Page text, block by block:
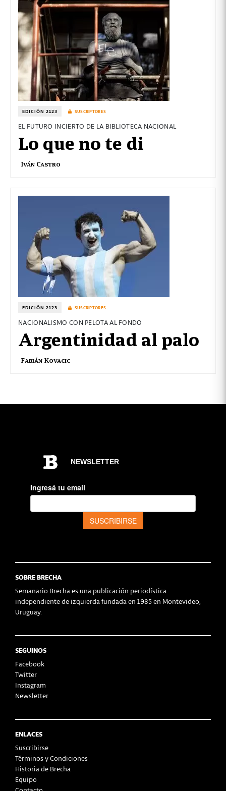
EDICIÓN 2123 SUSCRIPTORES
EL FUTURO INCIERTO DE LA BIBLIOTECA NACIONAL
Lo que no te di
Iván Castro
EDICIÓN 2123 SUSCRIPTORES
NACIONALISMO CON PELOTA AL FONDO
Argentinidad al palo
Fabián Kovacic
SOBRE BRECHA
Semanario Brecha es una publicación periodística
independiente de izquierda fundada en 1985 en Montevideo,
Uruguay.
SEGUINOS
Facebook
Twitter
Instagram
Newsletter
ENLACES
Suscribirse
Términos y Condiciones
Historia de Brecha
Equipo